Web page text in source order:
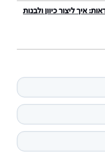
איך ליצור כיוון ולבנות